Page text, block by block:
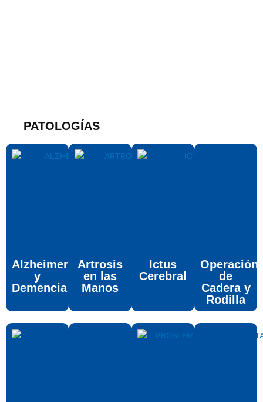
PATOLOGÍAS
Alzheimer
y
Demencia
Artrosis
en las
Manos
Ictus
Cerebral
Operación
de
Cadera y
Rodilla